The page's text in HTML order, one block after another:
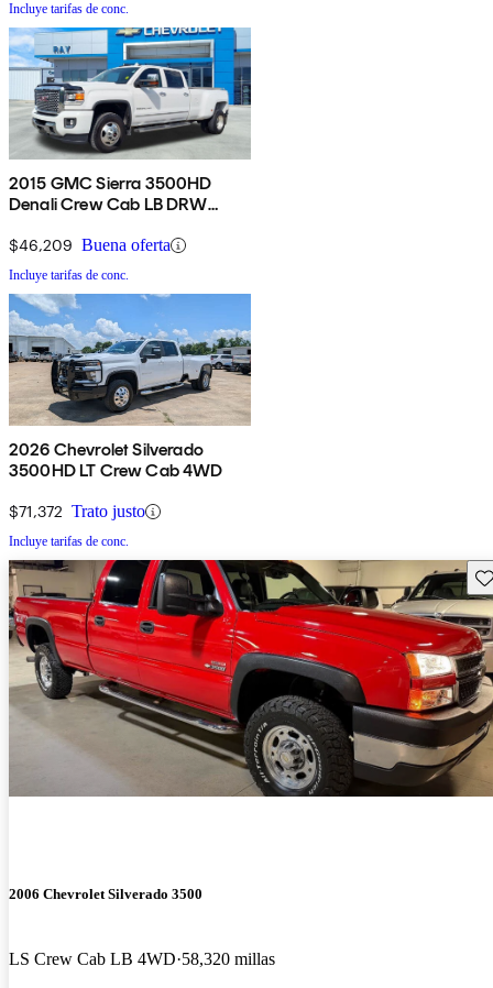
Incluye tarifas de conc.
2015 GMC Sierra 3500HD
Denali Crew Cab LB DRW
$46,209 Buena oferta
Incluye tarifas de conc.
2026 Chevrolet Silverado
3500HD LT Crew Cab 4WD
$71,372 Trato justo
Incluye tarifas de conc.
2006 Chevrolet Silverado 3500
LS Crew Cab LB 4WD 58,320 millas